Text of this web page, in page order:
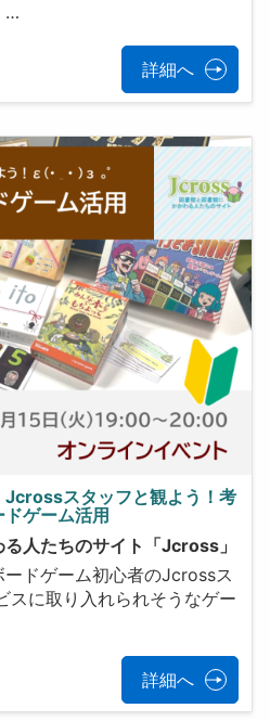
…
詳細へ
Jcrossスタッフと観よう！考
ゲーム活用
人たちのサイト「Jcross」
ドゲーム初心者のJcrossス
スに取り入れられそうなゲー
詳細へ